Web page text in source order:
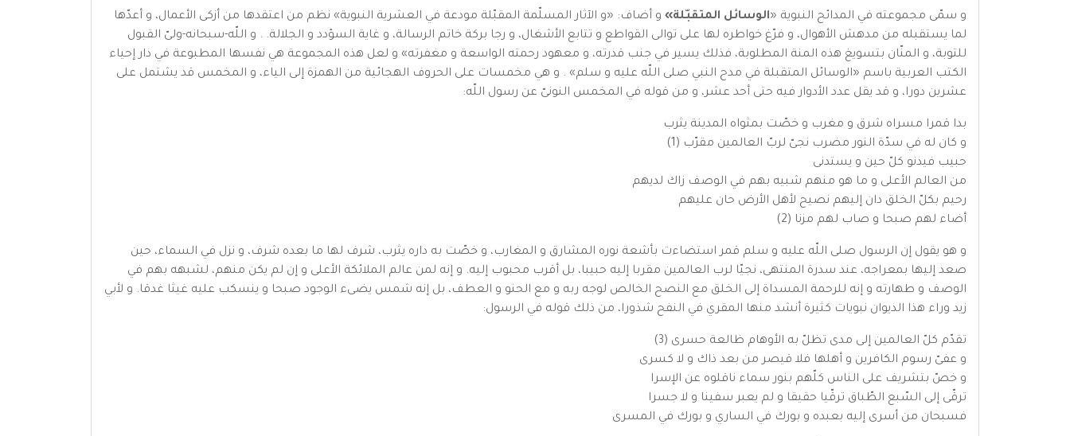
و سمّى مجموعته في المدائح النبوية «الوسائل المتقبّلة» و أضاف: «و الآثار المسلّمة المقبّلة مودعة في العشرية النبوية» نظم من اعتقدها من أزكى الأعمال، و أعدّها
لما يستقبله من مدهش الأهوال، و فرّغ خواطره لها على توالى القواطع و تتابع الأشغال، و رجا بركة خاتم الرسالة، و غاية السؤدد و الجلالة. . و اللّه-سبحانه-ولىّ القبول
للتوبة، و المنّان بتسويغ هذه المنة المطلوبة، فذلك يسير في جنب قدرته، و معهود رحمته الواسعة و مغفرته» و لعل هذه المجموعة هي نفسها المطبوعة في دار إحياء
الكتب العربية باسم «الوسائل المتقبلة في مدح النبي صلى اللّه عليه و سلم» . و هي مخمسات على الحروف الهجائية من الهمزة إلى الياء، و المخمس قد يشتمل على
عشرين دورا، و قد يقل عدد الأدوار فيه حتى أحد عشر، و من قوله في المخمس النونىّ عن رسول اللّه:
بدا قمرا مسراه شرق و مغرب و خصّت بمثواه المدينة يثرب
و كان له في سدّة النور مضرب نجىّ لربّ العالمين مقرّب (1)
حبيب فيدنو كلّ حين و يستدنى
من العالم الأعلى و ما هو منهم شبيه بهم في الوصف زاك لديهم
رحيم بكلّ الخلق دان إليهم نصيح لأهل الأرض حان عليهم
أضاء لهم صبحا و صاب لهم مزنا (2)
و هو يقول إن الرسول صلى اللّه عليه و سلم قمر استضاءت بأشعة نوره المشارق و المغارب، و خصّت به داره يثرب، شرف لها ما بعده شرف، و نزل في السماء، حين
صعد إليها بمعراجه، عند سدرة المنتهى، نجيّا لرب العالمين مقربا إليه حبيبا، بل أقرب محبوب إليه. و إنه لمن عالم الملائكة الأعلى و إن لم يكن منهم، لشبهه بهم في
الوصف و طهارته و إنه للرحمة المسداة إلى الخلق مع النصح الخالص لوجه ربه و مع الحنو و العطف، بل إنه شمس يضىء الوجود صبحا و ينسكب عليه غيثا غدقا. و لأبي
زيد وراء هذا الديوان نبويات كثيرة أنشد منها المقري في النفح شذورا، من ذلك قوله في الرسول:
تقدّم كلّ العالمين إلى مدى تظلّ به الأوهام ظالعة حسرى (3)
و عفىّ رسوم الكافرين و أهلها فلا قيصر من بعد ذاك و لا كسرى
و خصّ بتشريف على الناس كلّهم بنور سماء ناقلوه عن الإسرا
ترقّى إلى السّبع الطّباق ترقّيا حقيقا و لم يعبر سفينا و لا جسرا
فسبحان من أسرى إليه بعبده و بورك في الساري و بورك في المسرى